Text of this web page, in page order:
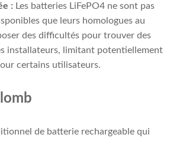
: Les batteries LiFePO4 ne sont pas
que leurs homologues au
des difficultés pour trouver des
installateurs, limitant potentiellement
certains utilisateurs.
de batterie rechargeable qui